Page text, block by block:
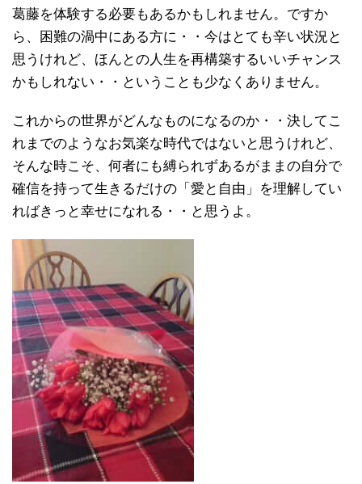
葛藤を体験する必要もあるかもしれません。ですか
ら、困難の渦中にある方に・・今はとても辛い状況と
思うけれど、ほんとの人生を再構築するいいチャンス
かもしれない・・ということも少なくありません。
これからの世界がどんなものになるのか・・決してこ
れまでのようなお気楽な時代ではないと思うけれど、
そんな時こそ、何者にも縛られずあるがままの自分で
確信を持って生きるだけの「愛と自由」を理解してい
ればきっと幸せになれる・・と思うよ。